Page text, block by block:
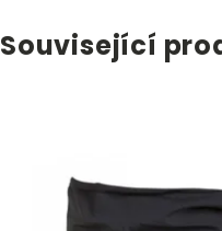
Související